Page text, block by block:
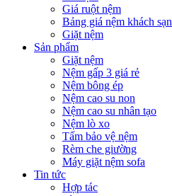
Giá ruột nệm
Bảng giá nệm khách sạn
Giặt nệm
Sản phẩm
Giặt nệm
Nệm gấp 3 giá rẻ
Nệm bông ép
Nệm cao su non
Nệm cao su nhân tạo
Nệm lò xo
Tấm bảo vệ nệm
Rèm che giường
Máy giặt nệm sofa
Tin tức
Hợp tác